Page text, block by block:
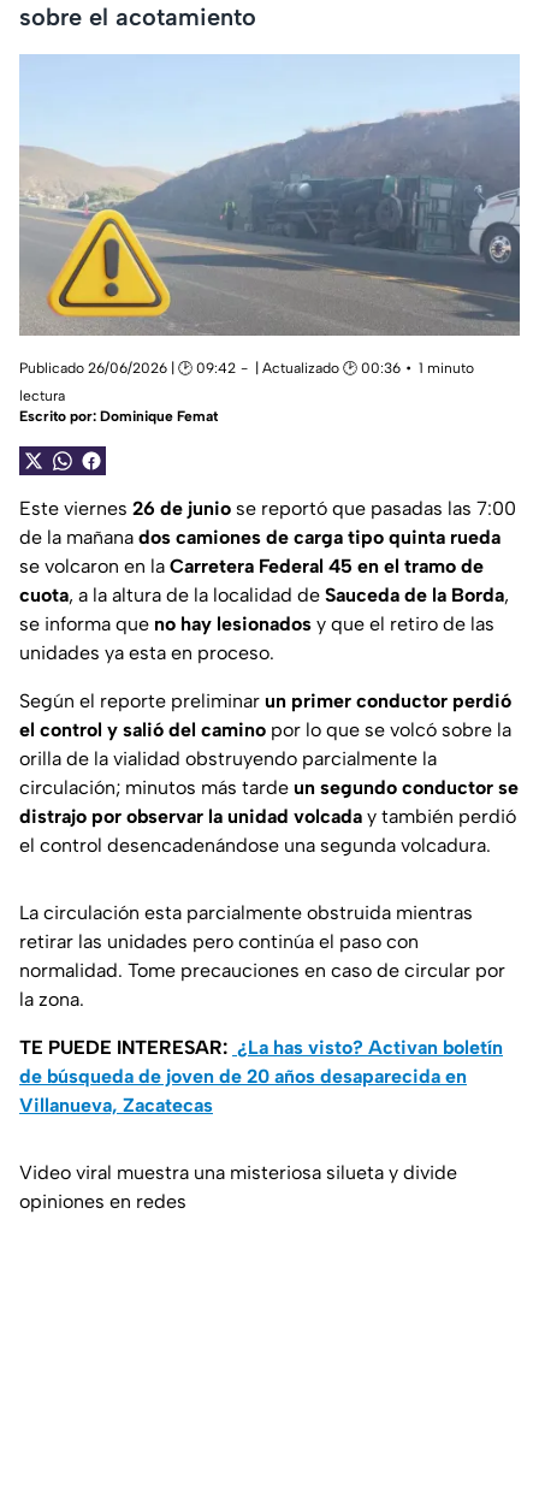
sobre el acotamiento
Publicado 26/06/2026 | 🕑 09:42 | Actualizado 🕑 00:36
1 minuto
lectura
Escrito por: Dominique Femat
Este viernes 26 de junio se reportó que pasadas las 7:00
de la mañana dos camiones de carga tipo quinta rueda
se volcaron en la Carretera Federal 45 en el tramo de
cuota, a la altura de la localidad de Sauceda de la Borda,
se informa que no hay lesionados y que el retiro de las
unidades ya esta en proceso.
Según el reporte preliminar un primer conductor perdió
el control y salió del camino por lo que se volcó sobre la
orilla de la vialidad obstruyendo parcialmente la
circulación; minutos más tarde un segundo conductor se
distrajo por observar la unidad volcada y también perdió
el control desencadenándose una segunda volcadura.
La circulación esta parcialmente obstruida mientras
retirar las unidades pero continúa el paso con
normalidad. Tome precauciones en caso de circular por
la zona.
TE PUEDE INTERESAR: ¿La has visto? Activan boletín
de búsqueda de joven de 20 años desaparecida en
Villanueva, Zacatecas
Video viral muestra una misteriosa silueta y divide
opiniones en redes